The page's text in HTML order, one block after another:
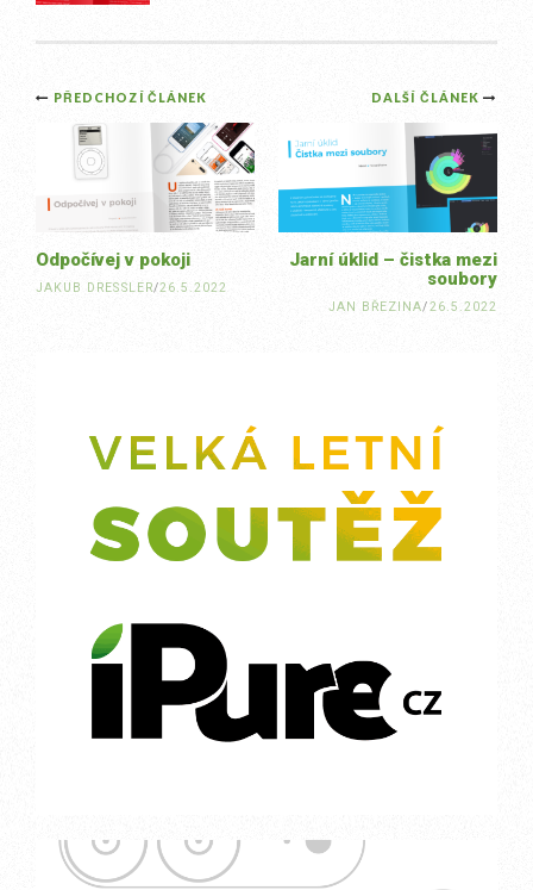
Post
navigation
DALŠÍ ČLÁNEK
Jarní úklid – čistka mezi
soubory
JAN BŘEZINA/26.5.2022
PŘEDCHOZÍ ČLÁNEK
Odpočívej v pokoji
JAKUB DRESSLER/26.5.2022